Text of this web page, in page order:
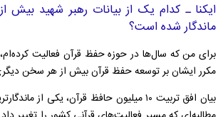
ایکنا ـ کدام یک از بیانات رهبر شهید
ماندگار شده است؟
برای من که سال‌ها در حوزه حفظ قرآن فعالیت
مکرر ایشان بر توسعه حفظ قرآن بیش از هر سخن
بیان افق تربیت ۱۰ میلیون حافظ قرآن، یکی از